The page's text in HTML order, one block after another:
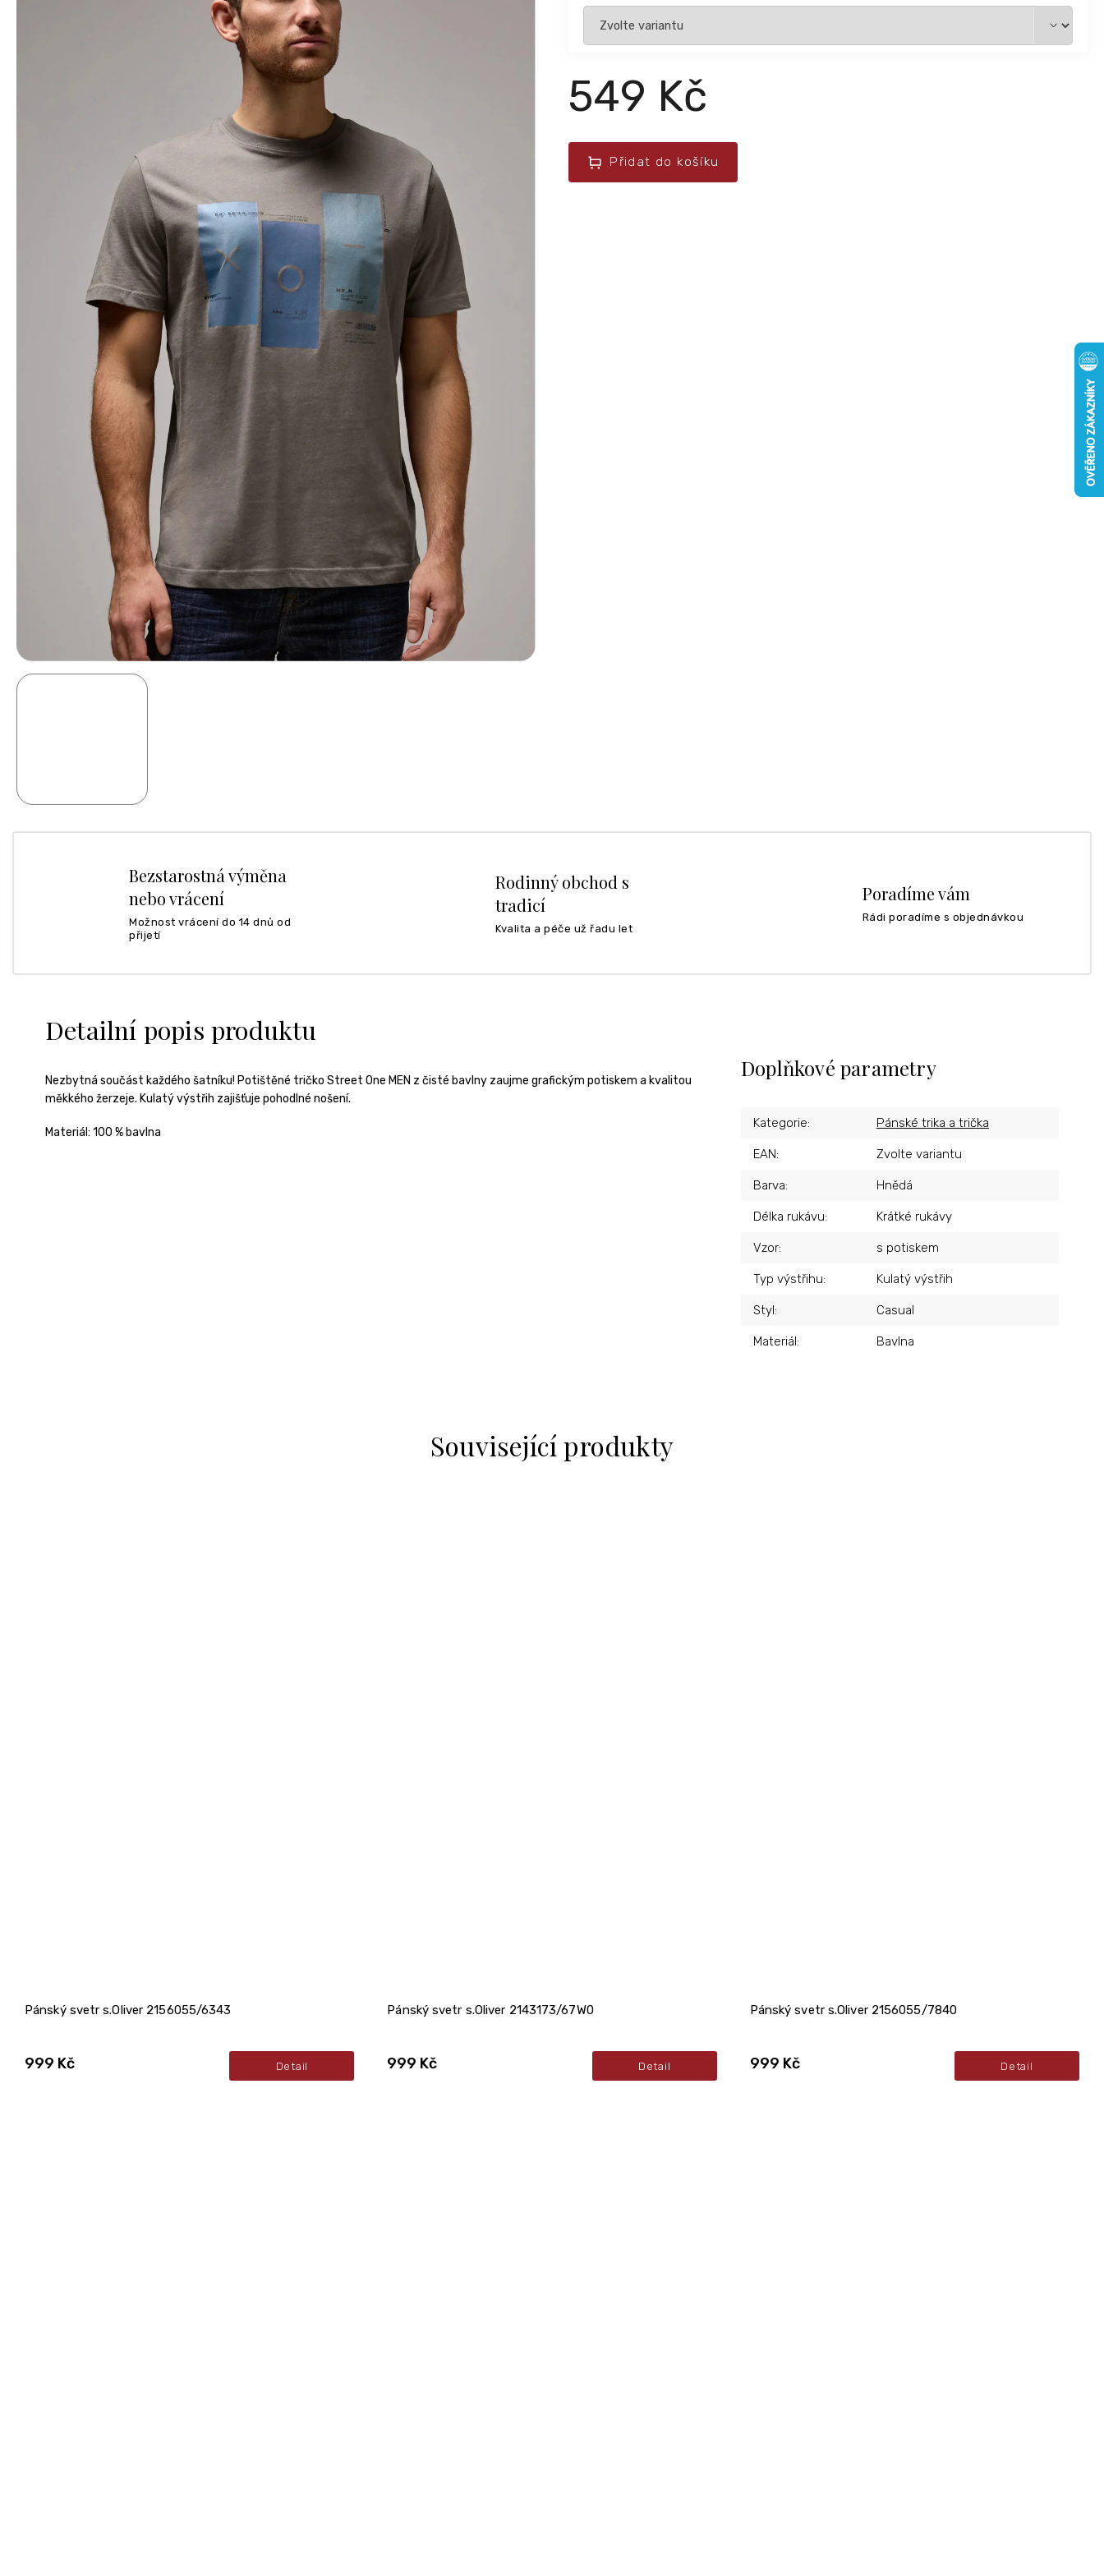
549 Kč
Přidat do košíku
Bezstarostná výměna
nebo vrácení
Možnost vrácení do 14 dnů od
přijetí
Rodinný obchod s
tradicí
Kvalita a péče už řadu let
Poradíme vám
Rádi poradíme s objednávkou
Související produkty
Pánský svetr s.Oliver 2156055/6343
999 Kč Detail
Pánský svetr s.Oliver 2143173/67W0
999 Kč Detail
Pánský svetr s.Oliver 2156055/7840
999 Kč Detail
Detailní popis produktu
Nezbytná součást každého šatníku! Potištěné tričko Street One MEN z čisté bavlny zaujme grafickým potiskem a kvalitou
měkkého žerzeje. Kulatý výstřih zajišťuje pohodlné nošení.
Materiál: 100 % bavlna
Doplňkové parametry
Kategorie: Pánské trika a trička
EAN: Zvolte variantu
Barva: Hnědá
Délka rukávu: Krátké rukávy
Vzor: s potiskem
Typ výstřihu: Kulatý výstřih
Styl: Casual
Materiál: Bavlna